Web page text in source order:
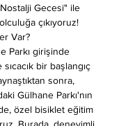
Gecesi" ile
çıkıyoruz!
Var?
Parkı girişinde
bir başlangıç
sonra,
Gülhane Parkı'nın
özel bisiklet eğitim